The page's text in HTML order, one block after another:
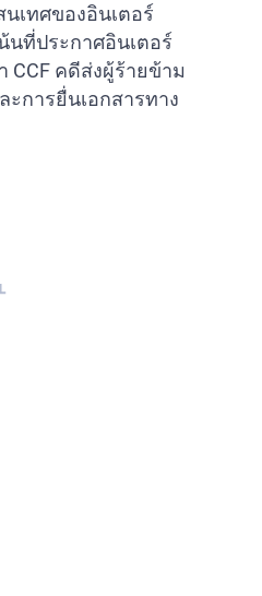
เทศของอินเตอร์
นที่ประกาศอินเตอร์
CCF คดีส่งผู้ร้ายข้าม
การยื่นเอกสารทาง